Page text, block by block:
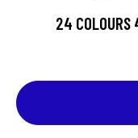
24 COLOURS